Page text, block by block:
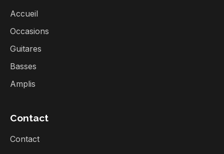
Accueil
Occasions
Guitares
Basses
Amplis
Contact
Contact